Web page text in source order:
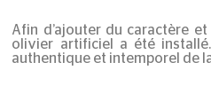
Afin d’ajouter du caractère et
olivier artificiel a été
authentique et intemporel de